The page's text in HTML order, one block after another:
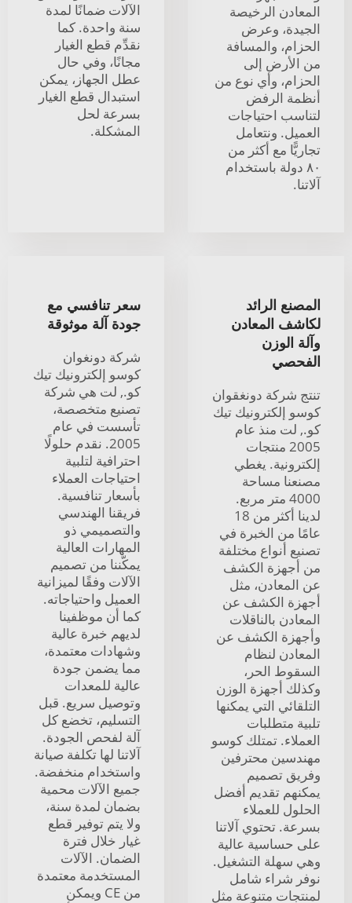
المعادن الرخيصة
الجيدة، وعرض
الحزام، والمسافة
من الأرض إلى
الحزام، وأي نوع من
أنظمة الرفض
لتناسب احتياجات
العميل. ونتعامل
تجاريًّا مع أكثر من
٨٠ دولة باستخدام
آلاتنا.
الآلات ضمانًا لمدة
سنة واحدة. كما
نقدِّم قطع الغيار
مجانًا، وفي حال
عطل الجهاز، يمكن
استبدال قطع الغيار
بسرعة لحل
المشكلة.
المصنع الرائد
لكاشف المعادن
وآلة الوزن
الفحصي
تنتج شركة دونغقوان
كوسو إلكترونيك تيك
كو., لت منذ عام
2005 منتجات
إلكترونية. يغطي
مصنعنا مساحة
4000 متر مربع.
لدينا أكثر من 18
عامًا من الخبرة في
تصنيع أنواع مختلفة
من أجهزة الكشف
عن المعادن، مثل
أجهزة الكشف عن
المعادن بالناقلات
وأجهزة الكشف عن
المعادن لنظام
السقوط الحر،
وكذلك أجهزة الوزن
التلقائي التي يمكنها
تلبية متطلبات
العملاء. تمتلك كوسو
مهندسين محترفين
وفريق تصميم
يمكنهم تقديم أفضل
الحلول للعملاء
بسرعة. تحتوي آلاتنا
على حساسية عالية
وهي سهلة التشغيل.
نوفر شراء شامل
لمنتجات متنوعة مثل
سعر تنافسي مع
جودة آلة موثوقة
شركة دونغوان
كوسو إلكترونيك تيك
كو., لت هي شركة
تصنيع متخصصة،
تأسست في عام
2005. نقدم حلولًا
احترافية لتلبية
احتياجات العملاء
بأسعار تنافسية.
فريقنا الهندسي
والتصميمي ذو
المهارات العالية
يمكّننا من تصميم
الآلات وفقًا لميزانية
العميل واحتياجاته.
كما أن موظفينا
لديهم خبرة عالية
وشهادات معتمدة،
مما يضمن جودة
عالية للمعدات
وتوصيل سريع. قبل
التسليم، تخضع كل
آلة لفحص الجودة.
آلاتنا لها تكلفة صيانة
واستخدام منخفضة.
جميع الآلات محمية
بضمان لمدة سنة،
ولا يتم توفير قطع
غيار خلال فترة
الضمان. الآلات
المستخدمة معتمدة
من CE ويمكن